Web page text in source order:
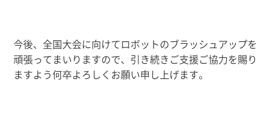
今後、全国大会に向けてロボットのブラッシュアップを
頑張ってまいりますので、 引き続きご支援ご協力を賜り
ますよう何卒よろしくお願い申し上げます。